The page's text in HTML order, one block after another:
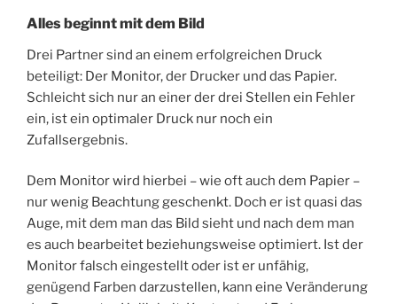
Alles beginnt mit dem Bild
Drei Partner sind an einem erfolgreichen Druck
beteiligt: Der Monitor, der Drucker und das Papier.
Schleicht sich nur an einer der drei Stellen ein Fehler
ein, ist ein optimaler Druck nur noch ein
Zufallsergebnis.
Dem Monitor wird hierbei – wie oft auch dem Papier –
nur wenig Beachtung geschenkt. Doch er ist quasi das
Auge, mit dem man das Bild sieht und nach dem man
es auch bearbeitet beziehungsweise optimiert. Ist der
Monitor falsch eingestellt oder ist er unfähig,
genügend Farben darzustellen, kann eine Veränderung